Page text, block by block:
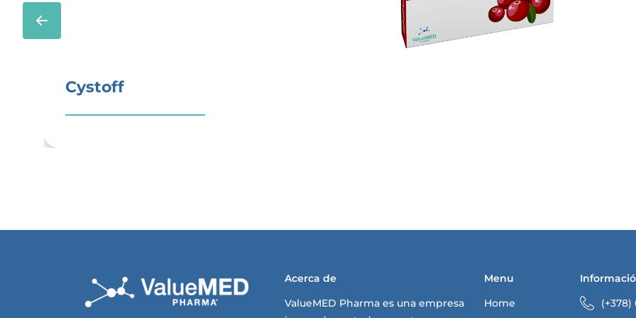
Cystoff
Acerca de
ValueMED Pharma es una empresa
Menu
Home
(+378)